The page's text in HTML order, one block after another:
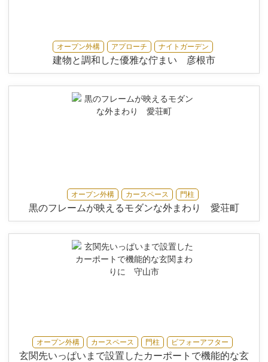
オープン外構 アプローチ ナイトガーデン
建物と調和した優雅な佇まい 彦根市
オープン外構 カースペース 門柱
黒のフレームが映えるモダンな外まわり 愛荘町
オープン外構 カースペース 門柱 ビフォーアフター
玄関先いっぱいまで設置したカーポートで機能的な玄